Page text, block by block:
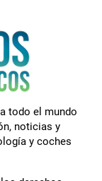
todo el mundo
noticias y
y coches